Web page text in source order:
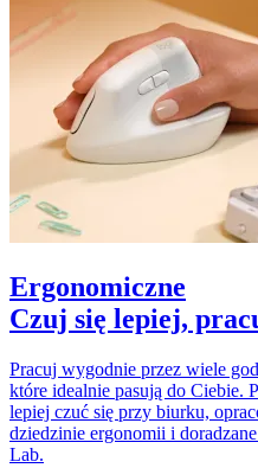
Ergonomiczne
Czuj się lepiej,
Pracuj wygodnie przez wiele
które idealnie pasują do Ciebie.
lepiej czuć się przy biurku,
dziedzinie ergonomii i
Lab.